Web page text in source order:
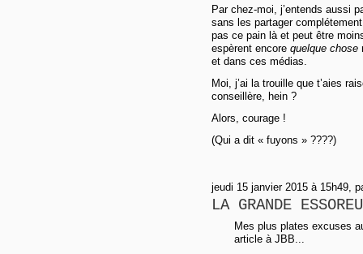
Par chez-moi, j’entends aussi
sans les partager
pas ce pain là et peut être
espèrent encore quelque chose
et dans ces médias.
Moi, j’ai la trouille que t’aies
conseillère, hein ?
Alors, courage !
(Qui a dit « fuyons » ????)
jeudi 15 janvier 2015 à 15h49,
LA GRANDE
Mes plus plates excuses
article à JBB...